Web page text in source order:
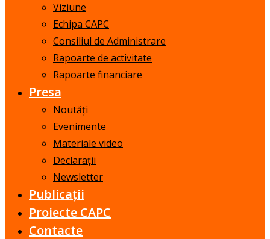
Viziune
Echipa CAPC
Consiliul de Administrare
Rapoarte de activitate
Rapoarte financiare
Presa
Noutăți
Evenimente
Materiale video
Declarații
Newsletter
Publicații
Proiecte CAPC
Contacte